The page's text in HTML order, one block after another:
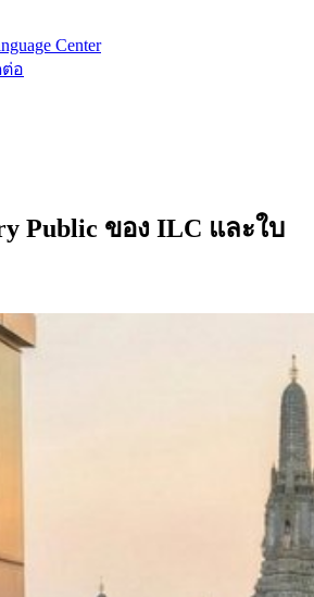
Center
อ
Public ของ ILC และใบ